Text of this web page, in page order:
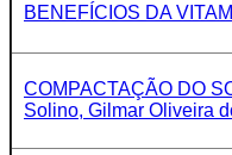
BENEFÍCIOS DA
COMPACTAÇÃO DO
Solino, Gilmar Oliveira